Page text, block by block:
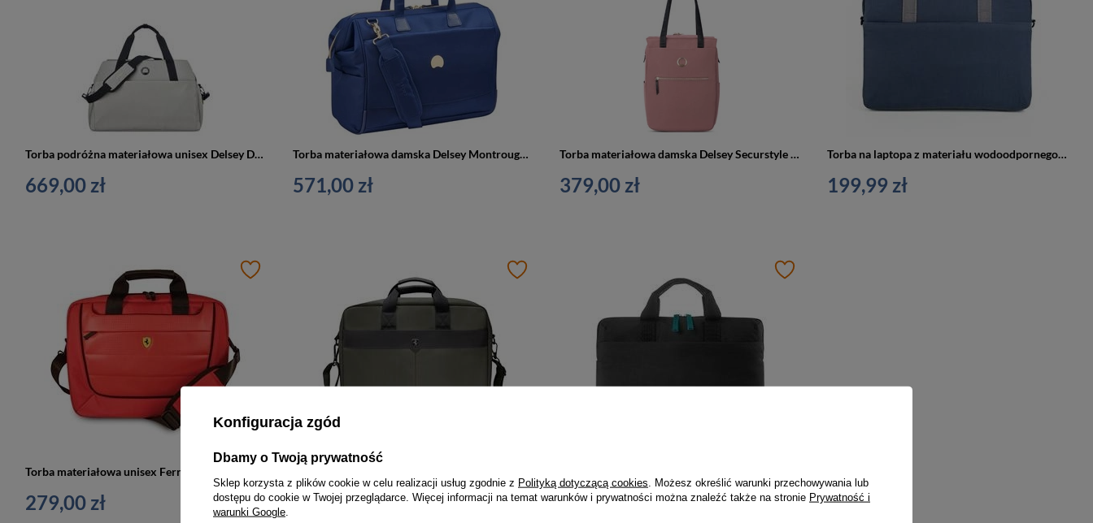
Torba podróżna materiałowa unisex Delsey Daily's weekender na laptopa biała
669,00 zł
Torba materiałowa damska Delsey Montrouge na laptopa 15,6 A4 niebieska
571,00 zł
Torba materiałowa damska Delsey Securstyle tote bag na laptopa A4 ciemnoróżowa
379,00 zł
Torba na laptopa z materiału wodoodpornego unisex UNIQ Stockholm Sleeve A4 niebieska
199,99 zł
279,00 zł 259,00 zł 119,99 zł
Konfiguracja zgód
Dbamy o Twoją prywatność
Sklep korzysta z plików cookie w celu realizacji usług zgodnie z Polityką dotyczącą cookies . Możesz określić warunki przechowywania lub
dostępu do cookie w Twojej przeglądarce. Więcej informacji na temat warunków i prywatności można znaleźć także na stronie Prywatność i
warunki Google